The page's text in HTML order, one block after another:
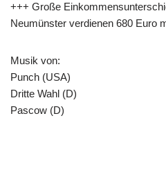
+++ Große
Neumünster verdienen 680 Euro
Musik von:
Punch (USA)
Dritte Wahl (D)
Pascow (D)